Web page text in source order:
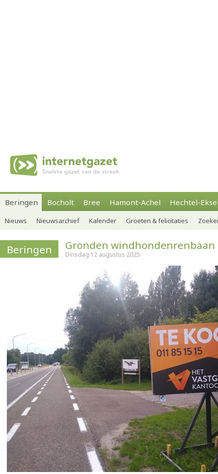
Beringen Bocholt Bree Hamont-Achel Hechtel-
Nieuws Nieuwsarchief Kalender Groeten & felicitaties
Beringen Gronden windhondenrenbaan
Dinsdag 12 augustus 2025